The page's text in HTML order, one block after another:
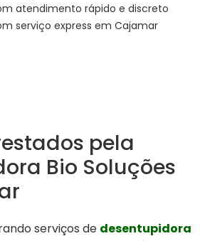
atendimento rápido e discreto
serviço express em Cajamar
pela
Bio Soluções
serviços de desentupidora